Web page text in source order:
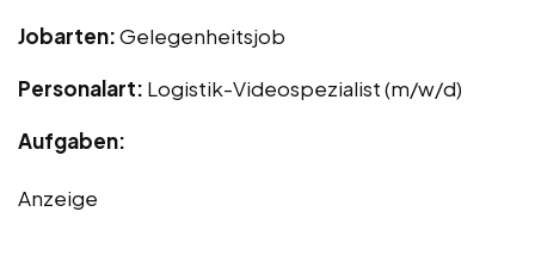
Jobarten:Gelegenheitsjob
Personalart: Logistik-Videospezialist (m/w/d)
Aufgaben:
Anzeige